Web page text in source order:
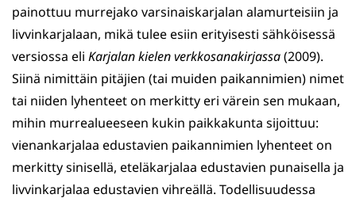
painottuu murrejako varsinaiskarjalan alamurteisiin ja
livvinkarjalaan, mikä tulee esiin erityisesti sähköisessä
versiossa eli Karjalan kielen verkkosanakirjassa(2009).
Siinä nimittäin pitäjien (tai muiden paikannimien) nimet
tai niiden lyhenteet on merkitty eri värein sen mukaan,
mihin murrealueeseen kukin paikkakunta sijoittuu:
vienankarjalaa edustavien paikannimien lyhenteet on
merkitty sinisellä, eteläkarjalaa edustavien punaisella ja
livvinkarjalaa edustavien vihreällä. Todellisuudessa